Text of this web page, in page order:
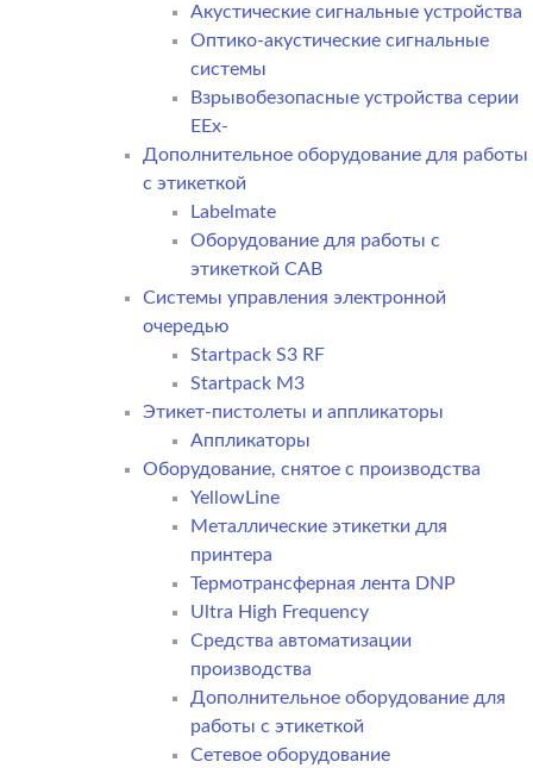
Акустические сигнальные устройства
Оптико-акустические сигнальные
системы
Взрывобезопасные устройства серии
EEx-
Дополнительное оборудование для работы
с этикеткой
Labelmate
Оборудование для работы с
этикеткой CAB
Системы управления электронной
очередью
Startpack S3 RF
Startpack M3
Этикет-пистолеты и аппликаторы
Аппликаторы
Оборудование, снятое с производства
YellowLine
Металлические этикетки для
принтера
Термотрансферная лента DNP
Ultra High Frequency
Средства автоматизации
производства
Дополнительное оборудование для
работы с этикеткой
Сетевое оборудование